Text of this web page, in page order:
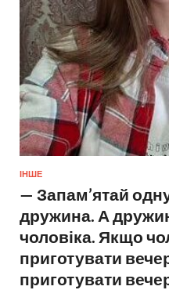
ІНШЕ
— Запам’ятай
дружина. А
чоловіка. Якщо
приготувати
приготувати